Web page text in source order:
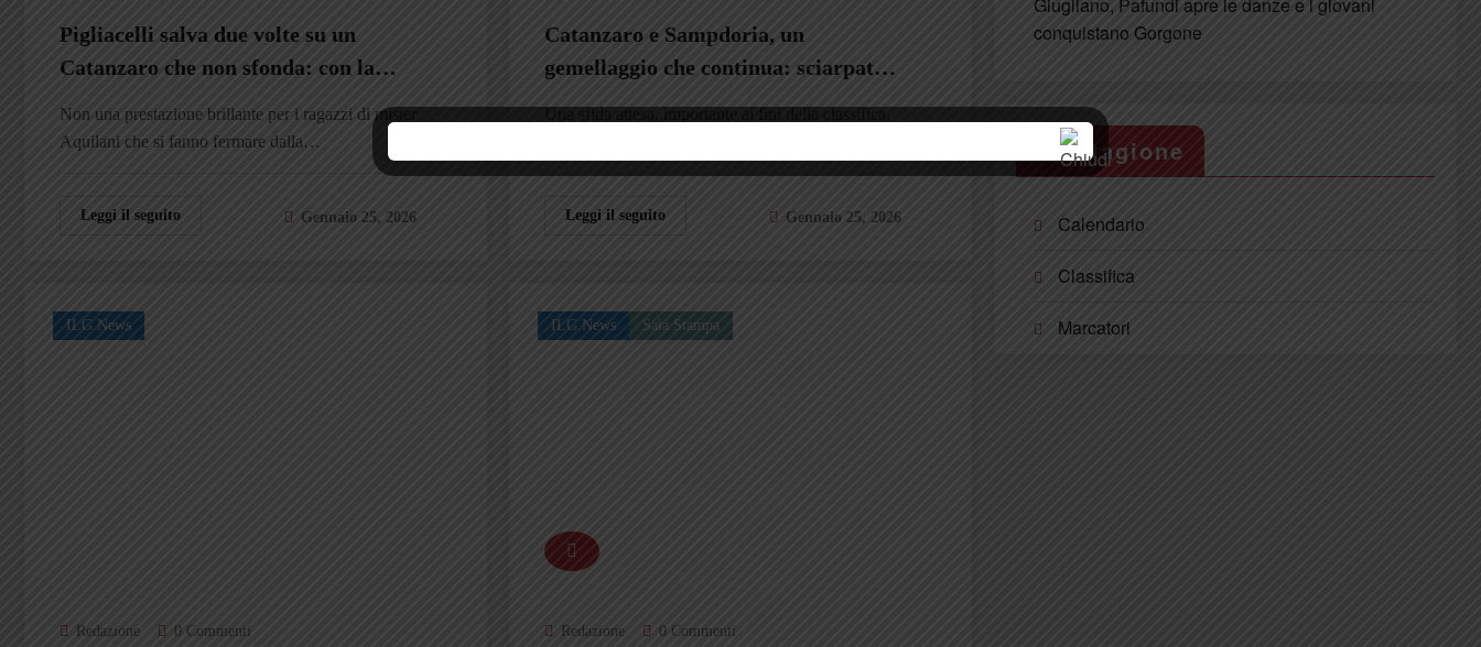
Pigliacelli salva due volte su un
Catanzaro che non sfonda: con la
Non una prestazione brillante per i ragazzi di mister
Aquilani che si fanno fermare dalla…
Leggi il seguito Gennaio 25, 2026
Catanzaro e Sampdoria, un
gemellaggio che continua: sciarpate e
Leggi il seguito Gennaio 25, 2026
ILG News
Redazione 0 Commenti
ILG News Sala Stampa
Redazione 0 Commenti
Giugliano, Pafundi apre le danze e i giovani
conquistano Gorgone
La Stagione
Calendario
Classifica
Marcatori